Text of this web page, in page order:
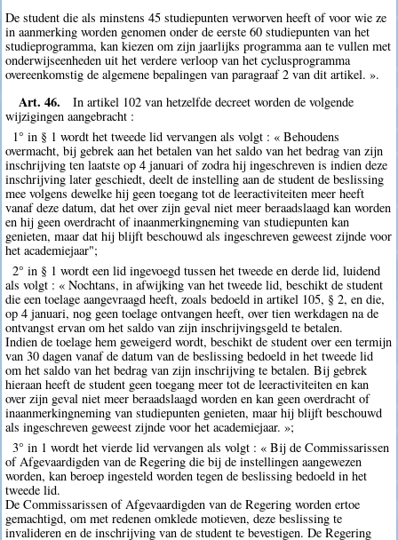
De student die als minstens 45 studiepunten verworven heeft of voor wie ze
in aanmerking worden genomen onder de eerste 60 studiepunten van het
studieprogramma, kan kiezen om zijn jaarlijks programma aan te vullen met
onderwijseenheden uit het verdere verloop van het cyclusprogramma
overeenkomstig de algemene bepalingen van paragraaf 2 van dit artikel. ».
Art. 46.
In artikel 102 van hetzelfde decreet worden de volgende
wijzigingen aangebracht :
1° in § 1 wordt het tweede lid vervangen als volgt : « Behoudens
overmacht, bij gebrek aan het betalen van het saldo van het bedrag van zijn
inschrijving ten laatste op 4 januari of zodra hij ingeschreven is indien deze
inschrijving later geschiedt, deelt de instelling aan de student de beslissing
mee volgens dewelke hij geen toegang tot de leeractiviteiten meer heeft
vanaf deze datum, dat het over zijn geval niet meer beraadslaagd kan worden
en hij geen overdracht of inaanmerkingneming van studiepunten kan
genieten, maar dat hij blijft beschouwd als ingeschreven geweest zijnde voor
het academiejaar";
2° in § 1 wordt een lid ingevoegd tussen het tweede en derde lid, luidend
als volgt : « Nochtans, in afwijking van het tweede lid, beschikt de student
die een toelage aangevraagd heeft, zoals bedoeld in artikel 105, § 2, en die,
op 4 januari, nog geen toelage ontvangen heeft, over tien werkdagen na de
ontvangst ervan om het saldo van zijn inschrijvingsgeld te betalen.
Indien de toelage hem geweigerd wordt, beschikt de student over een termijn
van 30 dagen vanaf de datum van de beslissing bedoeld in het tweede lid
om het saldo van het bedrag van zijn inschrijving te betalen. Bij gebrek
hieraan heeft de student geen toegang meer tot de leeractiviteiten en kan
over zijn geval niet meer beraadslaagd worden en kan geen overdracht of
inaanmerkingneming van studiepunten genieten, maar hij blijft beschouwd
als ingeschreven geweest zijnde voor het academiejaar. »;
3° in 1 wordt het vierde lid vervangen als volgt : « Bij de Commissarissen
of Afgevaardigden van de Regering die bij de instellingen aangewezen
worden, kan beroep ingesteld worden tegen de beslissing bedoeld in het
tweede lid.
De Commissarissen of Afgevaardigden van de Regering worden ertoe
gemachtigd, om met redenen omklede motieven, deze beslissing te
invalideren en de inschrijving van de student te bevestigen. De Regering